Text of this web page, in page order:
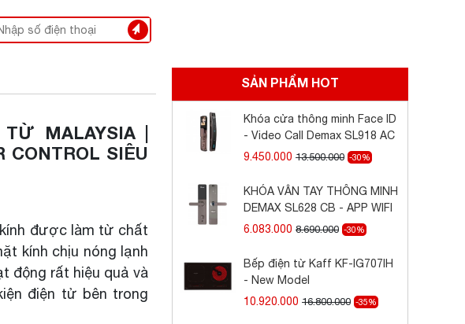
MALAYSIA |
CONTROL SIÊU
được làm từ chất
kính chịu nóng lạnh
động rất hiệu quả và
điện tử bên trong
SẢN PHẨM HOT
Khóa cửa thông minh Face ID
- Video Call Demax SL918 AC
9.450.000 13.500.000 -30%
KHÓA VÂN TAY THÔNG MINH
DEMAX SL628 CB - APP WIFI
6.083.000 8.690.000 -30%
Bếp điện từ Kaff KF-IG707IH
- New Model
10.920.000 16.800.000 -35%